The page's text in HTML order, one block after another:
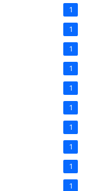
1
1
1
1
1
1
1
1
1
1